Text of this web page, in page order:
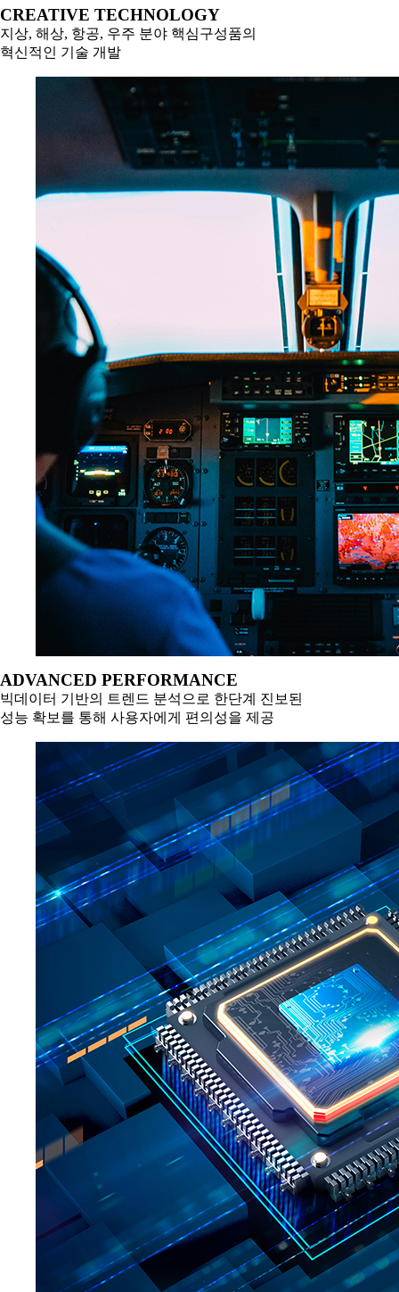
CREATIVE TECHNOLOGY
지상, 해상, 항공, 우주 분야 핵심구성품의
혁신적인 기술 개발
ADVANCED PERFORMANCE
빅데이터 기반의 트렌드 분석으로 한단계 진보된
성능 확보를 통해 사용자에게 편의성을 제공